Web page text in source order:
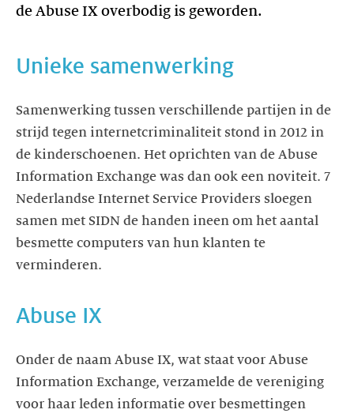
de Abuse IX overbodig is geworden.
Unieke samenwerking
Samenwerking tussen verschillende partijen in de
strijd tegen internetcriminaliteit stond in 2012 in
de kinderschoenen. Het oprichten van de Abuse
Information Exchange was dan ook een noviteit. 7
Nederlandse Internet Service Providers sloegen
samen met SIDN de handen ineen om het aantal
besmette computers van hun klanten te
verminderen.
Abuse IX
Onder de naam Abuse IX, wat staat voor Abuse
Information Exchange, verzamelde de vereniging
voor haar leden informatie over besmettingen